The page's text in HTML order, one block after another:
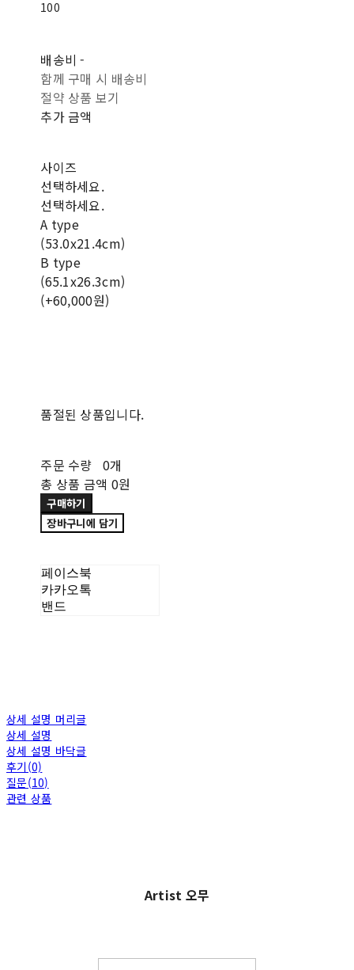
100
배송비-
함께 구매 시 배송비
절약 상품 보기
추가 금액
사이즈
선택하세요.
선택하세요.
A type
(53.0x21.4cm)
B type
(65.1x26.3cm)
(+60,000원)
품절된 상품입니다.
주문 수량 0개
총 상품 금액 0원
구매하기
장바구니에 담기
페이스북
카카오톡
밴드
상세 설명 머리글
상세 설명
상세 설명 바닥글
후기(0)
질문(10)
관련 상품
Artist 오무